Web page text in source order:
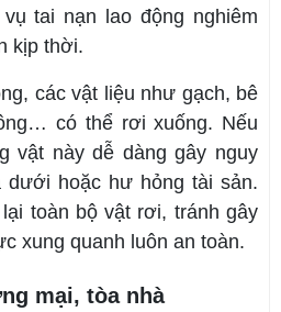
tai nạn lao động nghiêm
kịp thời.
các vật liệu như gạch, bê
có thể rơi xuống. Nếu
vật này dễ dàng gây nguy
dưới hoặc hư hỏng tài sản.
toàn bộ vật rơi, tránh gây
xung quanh luôn an toàn.
mại, tòa nhà